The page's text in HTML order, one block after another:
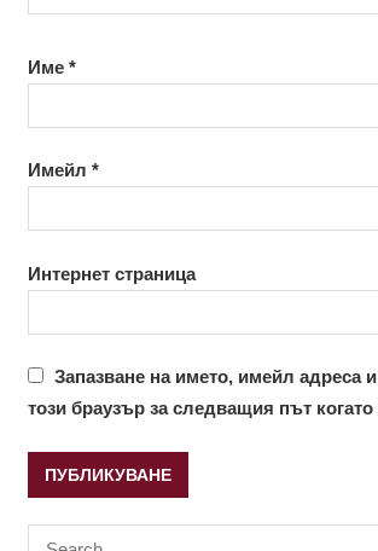
Име *
Имейл *
Интернет страница
Запазване на името, имейл адреса
този браузър за следващия път
Search